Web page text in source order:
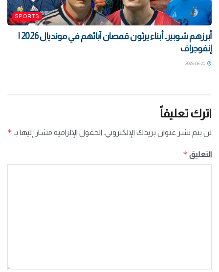
SPORTS
إنفوجراف
اترك تعليقاً
لن يتم نشر عنوان بريدك الإلكتروني. الحقول الإلزامية مشار إليها بـ *
التعليق *